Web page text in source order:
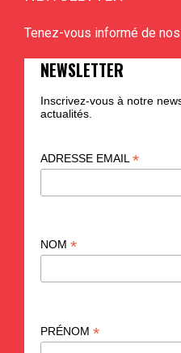
Tenez-vous informé de
NEWSLETTER
Inscrivez-vous à notre
actualités.
ADRESSE EMAIL *
NOM *
PRÉNOM *